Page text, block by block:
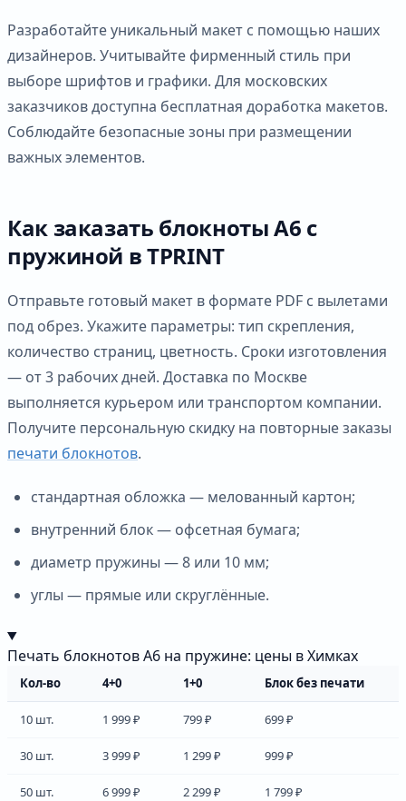
Разработайте уникальный макет с помощью наших
дизайнеров. Учитывайте фирменный стиль при
выборе шрифтов и графики. Для московских
заказчиков доступна бесплатная доработка макетов.
Соблюдайте безопасные зоны при размещении
важных элементов.
Как заказать блокноты А6 с
пружиной в TPRINT
Отправьте готовый макет в формате PDF с вылетами
под обрез. Укажите параметры: тип скрепления,
количество страниц, цветность. Сроки изготовления
— от 3 рабочих дней. Доставка по Москве
выполняется курьером или транспортом компании.
Получите персональную скидку на повторные заказы
печати блокнотов.
стандартная обложка — мелованный картон;
внутренний блок — офсетная бумага;
диаметр пружины — 8 или 10 мм;
углы — прямые или скруглённые.
Печать блокнотов А6 на пружине: цены в Химках
Кол-во 4+0 1+0 Блок без печати
10 шт. 1 999 ₽ 799 ₽ 699 ₽
30 шт. 3 999 ₽ 1 299 ₽ 999 ₽
50 шт. 6 999 ₽ 2 299 ₽ 1 799 ₽